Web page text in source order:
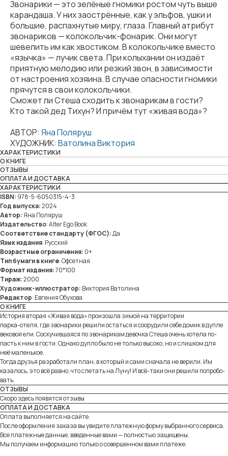
Звонарики — это зелёные гномики ростом чуть выше
карандаша. У них заострённые, как у эльфов, ушки и
большие, распахнутые миру, глаза. Главный атрибут
звонариков — колокольчик-фонарик. Они могут
шевелить им как хвостиком. В колокольчике вместо
«язычка» — лучик света. При колыхании он издаёт
приятную мелодию или резкий звон, в зависимости
от настроения хозяина. В случае опасности гномики
прячутся в свои колокольчики.
Сможет ли Стеша сходить к звонарикам в гости?
Кто такой дед Тихун? И причём тут «живая вода»?
АВТОР: Яна Поляруш
ХУДОЖНИК: Ватолина Виктория
ХАРАКТЕРИСТИКИ
О КНИГЕ
ОТЗЫВЫ
ОПЛАТА И ДОСТАВКА
ХАРАКТЕРИСТИКИ
ISBN: 978-5-6050315-4-3
Год выпуска:2024
Автор: Яна Поляруш
Издательство: Alter Ego Book
Соответствие стандарту (ФГОС):Да
Язык издания: Русский
Возрастные ограничения: 0+
Тип бумаги в книге: Офсетная
Формат издания:70*100
Тираж:2000
Художник-иллюстратор: Виктория Ватолина
Редактор: Евгения Обухова
О КНИГЕ
История вторая «Живая вода» произошла зимой на территории
парка-отеля, где звонарики решили остаться и соорудили себе домик в дупле
вековой ели. Соскучившаяся по звонарикам девочка Стеша очень хотела по-
пасть к ним в гости. Однако дупло было не только высоко, но и слишком для
неё маленькое.
Тогда друзья разработали план, в который и сами сначала не верили. Им
казалось, это всё равно, что слетать на Луну! И всё-таки они решили попробо-
вать.
ОТЗЫВЫ
Скоро здесь появятся отзывы
ОПЛАТА И ДОСТАВКА
Оплата выполняется на сайте.
После оформления заказа вы увидите платежную форму выбранного сервиса.
Все платежные данные, введенные вами — полностью защищены.
Мы получаем информацию только о совершенном вами платеже.